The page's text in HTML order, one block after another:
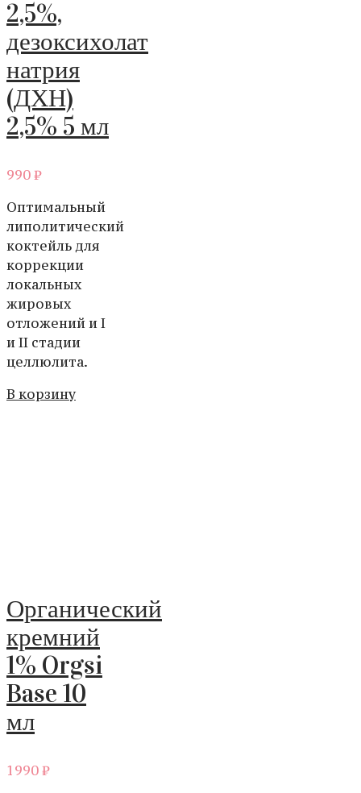
2,5%,
дезоксихолат
натрия
(ДХН)
2,5% 5 мл
990₽
Оптимальный
липолитический
коктейль для
коррекции
локальных
жировых
отложений и I
и II стадии
целлюлита.
В корзину
Органический
кремний
1% Orgsi
Base 10
мл
1990₽